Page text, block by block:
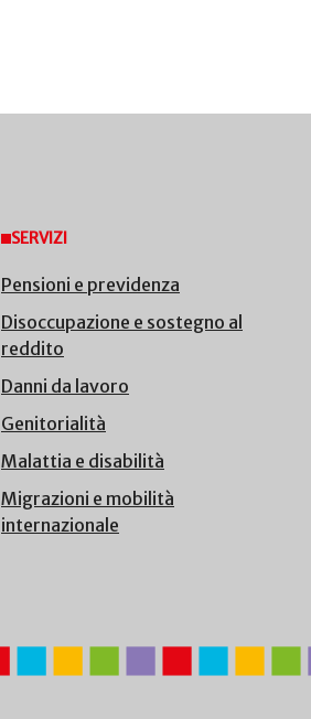
SERVIZI
Pensioni e previdenza
Disoccupazione e sostegno al
reddito
Danni da lavoro
Genitorialità
Malattia e disabilità
Migrazioni e mobilità
internazionale